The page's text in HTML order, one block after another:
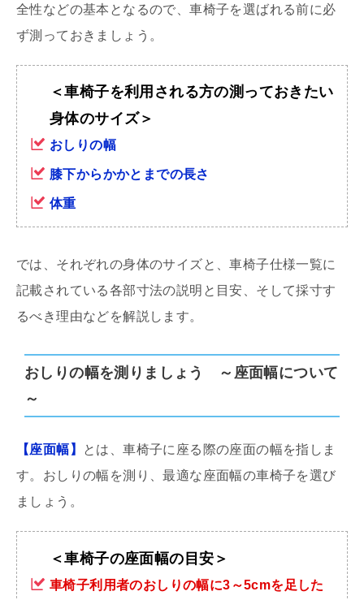
全性などの基本となるので、車椅子を選ばれる前に必
ず測っておきましょう。
＜車椅子を利用される方の測っておきたい
身体のサイズ＞
おしりの幅
膝下からかかとまでの長さ
体重
では、それぞれの身体のサイズと、車椅子仕様一覧に
記載されている各部寸法の説明と目安、そして採寸す
るべき理由などを解説します。
おしりの幅を測りましょう ～座面幅について
～
【座面幅】
とは、車椅子に座る際の座面の幅を指しま
す。おしりの幅を測り、最適な座面幅の車椅子を選び
ましょう。
＜車椅子の座面幅の目安＞
車椅子利用者のおしりの幅に3～5cmを足した